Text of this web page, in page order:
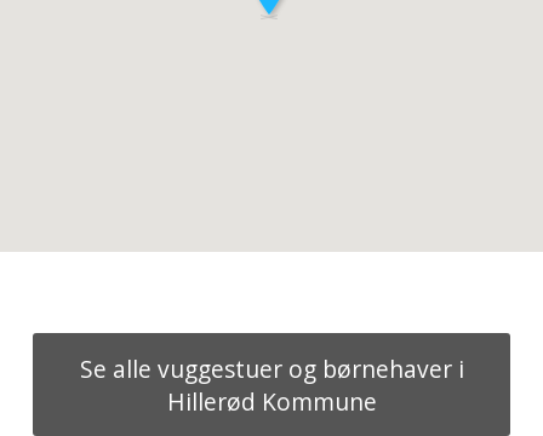
Se alle vuggestuer og børnehaver i
Hillerød Kommune